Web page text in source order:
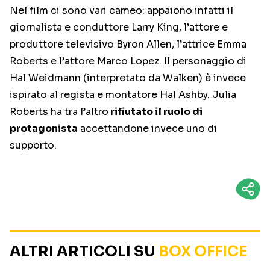
Nel film ci sono vari cameo: appaiono infatti il
giornalista e conduttore Larry King, l’attore e
produttore televisivo Byron Allen, l’attrice Emma
Roberts e l’attore Marco Lopez. Il personaggio di
Hal Weidmann (interpretato da Walken) è invece
ispirato al regista e montatore Hal Ashby. Julia
Roberts ha tra l’altro rifiutato il ruolo di
protagonista accettandone invece uno di
supporto.
ALTRI ARTICOLI SU BOX OFFICE